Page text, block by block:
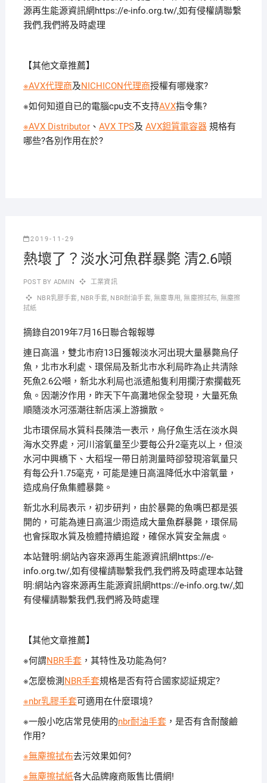
源再生能源資訊網https://e-info.org.tw/,如有侵權請聯繫
我們,我們將及時處理
【其他文章推薦】
※AVX代理商及NICHICON代理商授權有哪幾家?
※如何知道自已的電腦cpu支不支持AVX指令集?
※AVX Distributor、 AVX TPS及 AVX鉭質電容器規格有
哪些?各別作用在於?
2019-11-29
熱壞了？淡水河魚群暴斃 清2.6噸
POST BY ADMIN 工業資訊
NBR乳膠手套, NBR手套, NBR耐油手套,無塵專用,無塵擦拭布, 無塵擦
拭紙
摘錄自2019年7月16日聯合報報導
連日高溫，雙北市府13日獲報淡水河出現大量暴斃烏仔
魚，北市水利處、環保局及新北市水利局昨為止共清除
死魚2.6公噸，新北水利局也派遣船隻利用攔汙索攔截死
魚。因潮汐作用，昨天下午高灘地保全發現，大量死魚
順隨淡水河漲潮往新店溪上游擴散。
北市環保局水質科長陳浩一表示，烏仔魚生活在淡水與
海水交界處，河川溶氧量至少要每公升2毫克以上，但淡
水河中興橋下、大稻埕一帶日前測量時卻發現溶氧量只
有每公升1.75毫克，可能是連日高溫降低水中溶氧量，
造成烏仔魚集體暴斃。
新北水利局表示，初步研判，由於暴斃的魚嘴巴都是張
開的，可能為連日高溫少雨造成大量魚群暴斃，環保局
也會採取水質及檢體持續追蹤，確保水質安全無虞。
本站聲明:網站內容來源再生能源資訊網https://e-
info.org.tw/,如有侵權請聯繫我們,我們將及時處理本站聲
明:網站內容來源再生能源資訊網https://e-info.org.tw/,如
有侵權請聯繫我們,我們將及時處理
【其他文章推薦】
※何謂NBR手套，其特性及功能為何?
※怎麼檢測 NBR手套規格是否有符合國家認証規定?
※nbr乳膠手套可適用在什麼環境?
※一般小吃店常見使用的nbr耐油手套，是否有含耐酸鹼
作用?
※無塵擦拭布去污效果如何?
※無塵擦拭紙各大品牌廠商販售比價網!